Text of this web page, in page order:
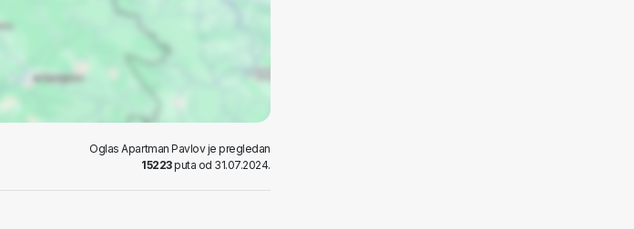
Oglas Apartman Pavlov je pregledan
15223puta od 31.07.2024.